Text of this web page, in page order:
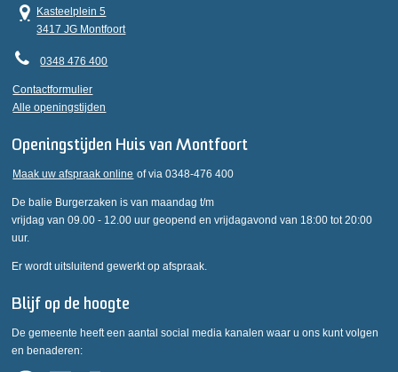
Kasteelplein 5
3417 JG Montfoort
0348 476 400
Contactformulier
Alle openingstijden
Openingstijden Huis van Montfoort
Maak uw afspraak online of via 0348-476 400
De balie Burgerzaken is van maandag t/m
vrijdag van 09.00 - 12.00 uur geopend en vrijdagavond van 18:00 tot 20:00
uur.
Er wordt uitsluitend gewerkt op afspraak.
Blijf op de hoogte
De gemeente heeft een aantal social media kanalen waar u ons kunt volgen
en benaderen: